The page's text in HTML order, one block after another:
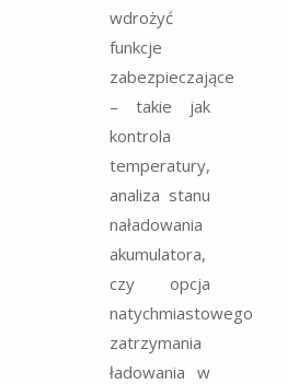
wdrożyć
funkcje
zabezpieczające
– takie jak
kontrola
temperatury,
analiza stanu
naładowania
akumulatora,
czy opcja
natychmiastowego
zatrzymania
ładowania w